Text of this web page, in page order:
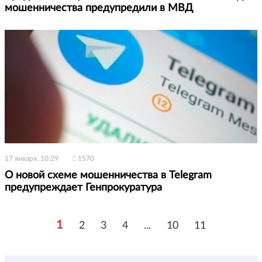
мошенничества предупредили в МВД
17 января, 10:29 1570
О новой схеме мошенничества в Telegram
предупреждает Генпрокуратура
1 2 3 4 ... 10 11